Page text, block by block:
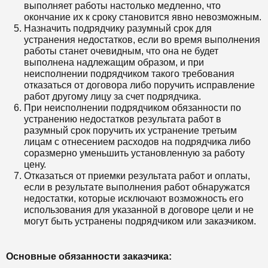
выполняет работы настолько медленно, что
окончание их к сроку становится явно невозможным.
Назначить подрядчику разумный срок для
устранения недостатков, если во время выполнения
работы станет очевидным, что она не будет
выполнена надлежащим образом, и при
неисполнении подрядчиком такого требования
отказаться от договора либо поручить исправление
работ другому лицу за счет подрядчика.
При неисполнении подрядчиком обязанности по
устранению недостатков результата работ в
разумный срок поручить их устранение третьим
лицам с отнесением расходов на подрядчика либо
соразмерно уменьшить установленную за работу
цену.
Отказаться от приемки результата работ и оплаты,
если в результате выполнения работ обнаружатся
недостатки, которые исключают возможность его
использования для указанной в договоре цели и не
могут быть устранены подрядчиком или заказчиком.
Основные обязанности заказчика: